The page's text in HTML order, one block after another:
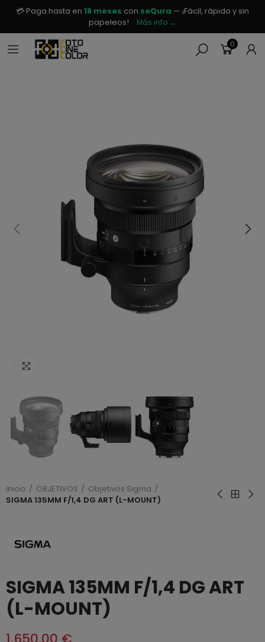
💳 Paga hasta en 18 meses con seQura — ¡Fácil, rápido y sin
papeleos!
Más info →
0
Inicio OBJETIVOS
Objetivos Sigma
SIGMA 135MM F/1,4 DG ART (L-MOUNT)
SIGMA 135MM F/1,4 DG ART
(L-MOUNT)